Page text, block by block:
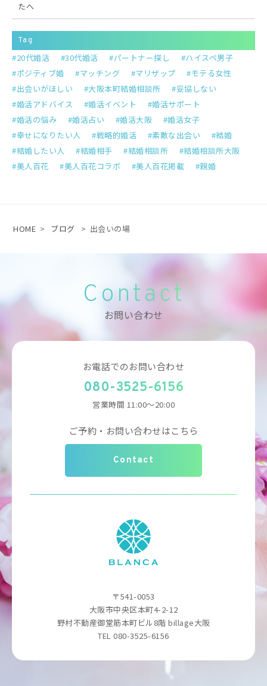
たへ
Tag
20代婚活 30代婚活 パートナー探し
ハイスペ男子
ポジティブ婚
マッチング マリザップ
モテる女性
出会いがほしい
大阪本町結婚相談所
妥協しない
婚活アドバイス
婚活イベント
婚活サポート
婚活の悩み
婚活占い 婚活大阪
婚活女子
幸せになりたい人
戦略的婚活 素敵な出会い
結婚
結婚したい人
結婚相手 結婚相談所
結婚相談所大阪
美人百花
美人百花コラボ 美人百花掲載 親婚
HOME > ブログ > 出会いの場
Contact
お問い合わせ
お電話でのお問い合わせ
080-3525-6156
営業時間 11:00～20:00
ご予約・お問い合わせはこちら
Contact
〒541-0053
大阪市中央区本町4-2-12
野村不動産御堂筋本町ビル8階 billage大阪
TEL 080-3525-6156